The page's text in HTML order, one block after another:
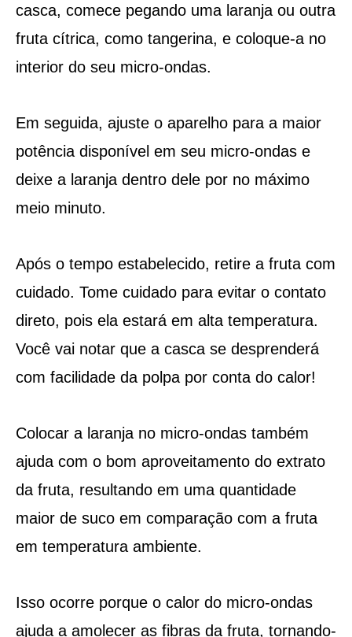
casca, comece pegando uma laranja ou outra
fruta cítrica, como tangerina, e coloque-a no
interior do seu micro-ondas.
Em seguida, ajuste o aparelho para a maior
potência disponível em seu micro-ondas e
deixe a laranja dentro dele por no máximo
meio minuto.
Após o tempo estabelecido, retire a fruta com
cuidado. Tome cuidado para evitar o contato
direto, pois ela estará em alta temperatura.
Você vai notar que a casca se desprenderá
com facilidade da polpa por conta do calor!
Colocar a laranja no micro-ondas também
ajuda com o bom aproveitamento do extrato
da fruta, resultando em uma quantidade
maior de suco em comparação com a fruta
em temperatura ambiente.
Isso ocorre porque o calor do micro-ondas
ajuda a amolecer as fibras da fruta, tornando-